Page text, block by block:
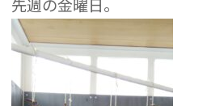
先週の金曜日。